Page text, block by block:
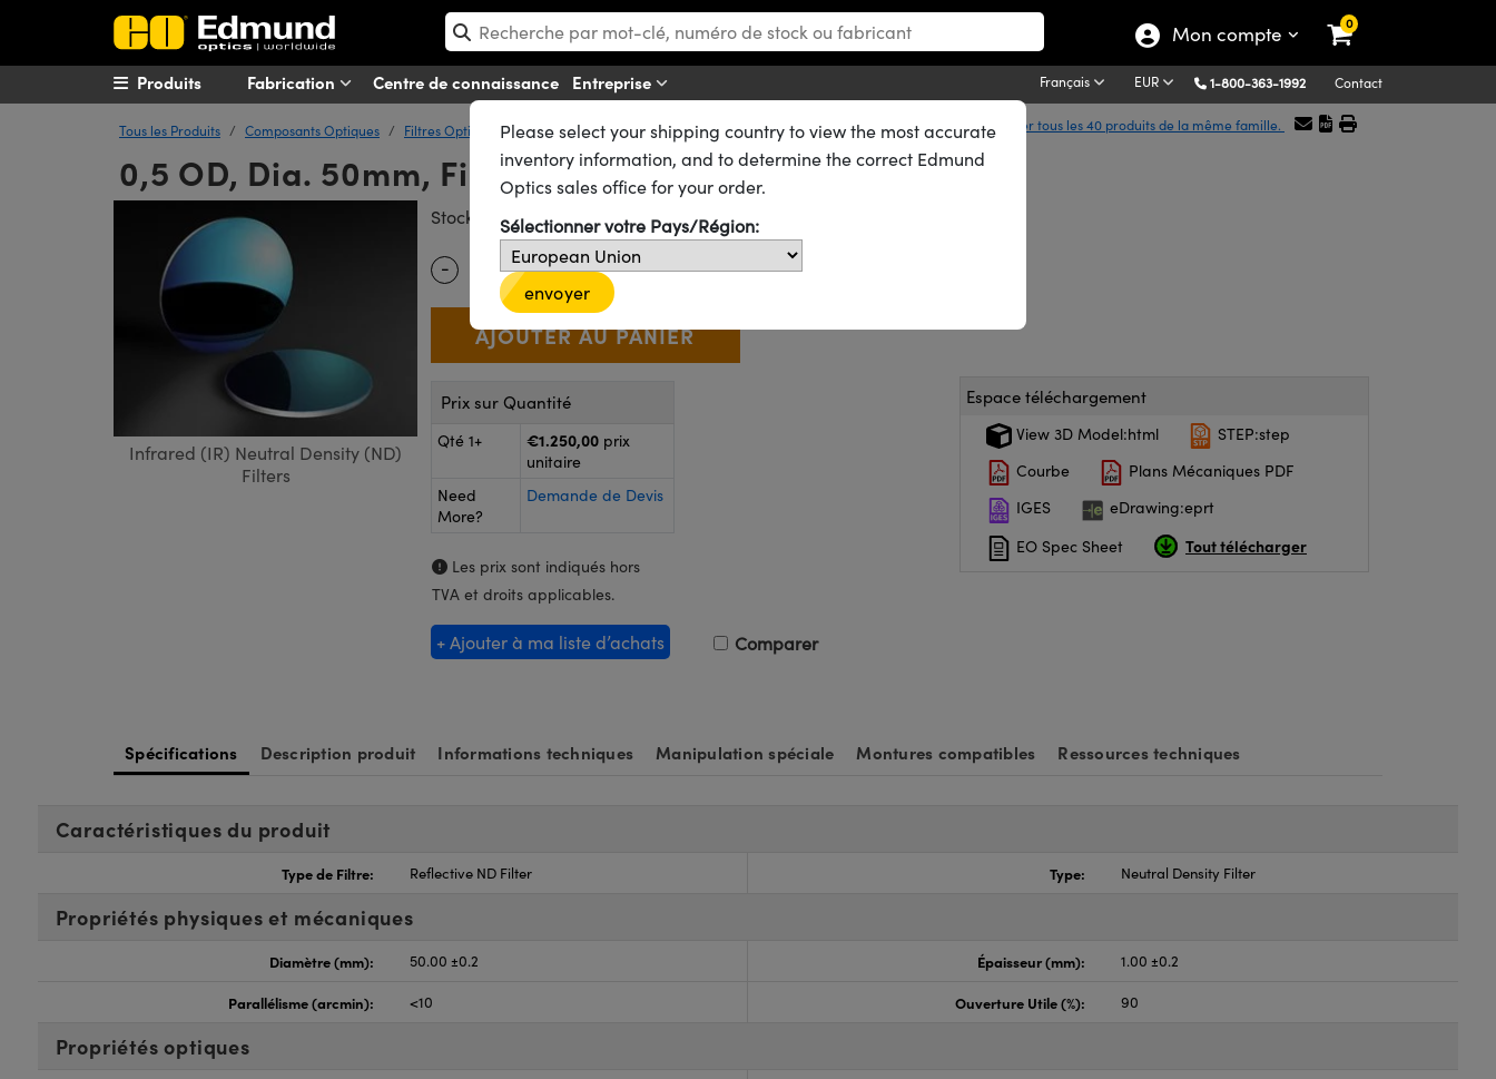
Mon compte 0
Fabrication Centre de connaissance Entreprise Français EUR 1-800-363-1992 Contact
Produits
Tous les Produits Composants Optiques Filtres Optiques Filtres à Densité Neutre (ND) Filtres IR à Densité Neutre (ND) Afficher tous les 40 produits de la même famille.
0,5 OD, Dia. 50mm, Filtre à Densité Neutre IR
Infrared (IR) Neutral Density (ND)
Filters
Stock #64-359 2 In Stock
Quantity Selector
- Use the plus and minus buttons to adjust the quantity.
+ €1.250
Prix sur Quantité
Qté 1+ €1.250,00 prix
unitaire
Need
More?
Demande de Devis
Les prix sont indiqués hors
TVA et droits applicables.
+ Ajouter à ma liste d’achats Comparer
Espace téléchargement
View 3D Model:html
STEP:step
Courbe
Plans Mécaniques PDF
IGES
eDrawing:eprt
EO Spec Sheet
Tout télécharger
Spécifications Description produit Informations techniques Manipulation spéciale Montures compatibles Ressources techniques
Caractéristiques du produit
Type de Filtre: Reflective ND Filter Type: Neutral Density Filter
Propriétés physiques et mécaniques
Diamètre (mm): 50.00 ±0.2 Épaisseur (mm): 1.00 ±0.2
Parallélisme (arcmin): <10 Ouverture Utile (%): 90
Propriétés optiques
Please select your shipping country to view the most accurate
inventory information, and to determine the correct Edmund
Optics sales office for your order.
Sélectionner votre Pays/Région:
envoyer